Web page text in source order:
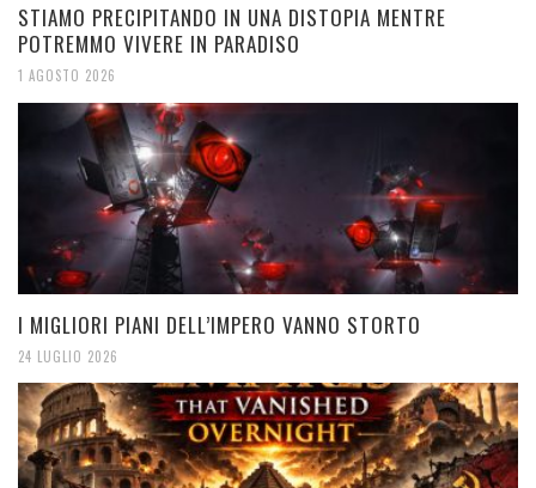
STIAMO PRECIPITANDO IN UNA DISTOPIA MENTRE
POTREMMO VIVERE IN PARADISO
1 AGOSTO 2026
I MIGLIORI PIANI DELL’IMPERO VANNO STORTO
24 LUGLIO 2026